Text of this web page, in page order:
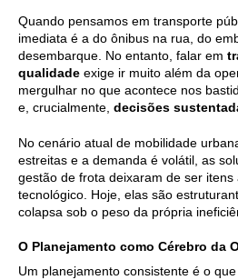
Quando pensamos em transporte
imediata é a do ônibus na rua, do
desembarque. No entanto, falar em
qualidade exige ir muito além da
mergulhar no que acontece nos
e, crucialmente, decisões
No cenário atual de mobilidade
estreitas e a demanda é volátil, as
gestão de frota deixaram de ser
tecnológico. Hoje, elas são
colapsa sob o peso da própria
O Planejamento como Cérebro da
Um planejamento consistente é o